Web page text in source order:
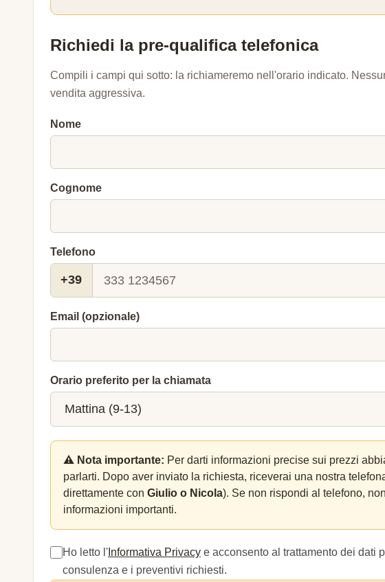
Richiedi la pre-qualifica telefonica
Compili i campi qui sotto: la richiameremo nell'orario indicato.
vendita aggressiva.
Nome
Cognome
Telefono
+39
Email (opzionale)
Orario preferito per la chiamata
⚠️ Nota importante: Per darti informazioni precise sui prezzi
parlarti. Dopo aver inviato la richiesta, riceverai una nostra
direttamente con Giulio o Nicola). Se non rispondi al telefono,
informazioni importanti.
Ho letto l' Informativa Privacy e acconsento al trattamento dei dati
consulenza e i preventivi richiesti.